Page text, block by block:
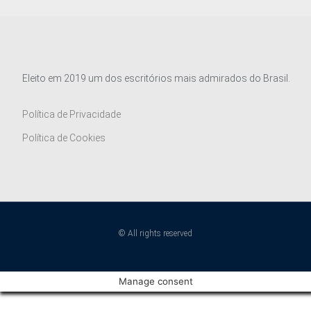
Eleito em 2019 um dos escritórios mais admirados do Brasil.
Política de Privacidade
Política de Cookies
© All rights reserved
Manage consent